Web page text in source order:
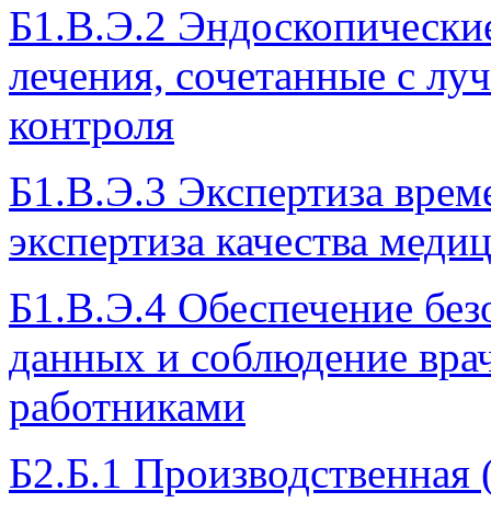
Б1.В.Э.2
лечения, сочетанные с
контроля
Б1.В.Э.3 Экспертиза
экспертиза качества
Б1.В.Э.4 Обеспечение
данных и соблюдение
работниками
Б2.Б.1 Производственная